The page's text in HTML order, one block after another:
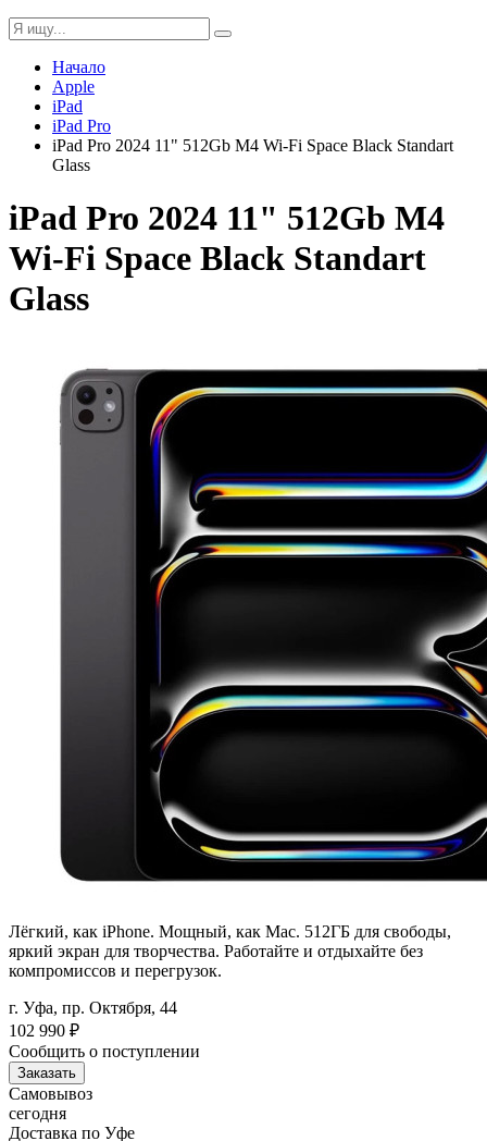
Начало
Apple
iPad
iPad Pro
iPad Pro 2024 11" 512Gb M4 Wi-Fi Space Black Standart
Glass
iPad Pro 2024 11" 512Gb M4
Wi-Fi Space Black Standart
Glass
Лёгкий, как iPhone. Мощный, как Mac. 512ГБ для свободы,
яркий экран для творчества. Работайте и отдыхайте без
компромиссов и перегрузок.
г. Уфа, пр. Октября, 44
102 990 ₽
Сообщить о поступлении
Заказать
Самовывоз
сегодня
Доставка по Уфе